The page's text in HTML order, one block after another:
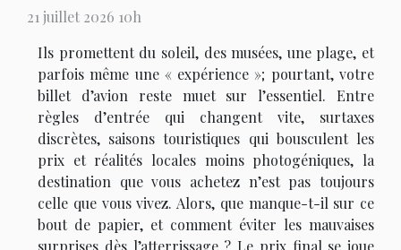
21 juillet 2026 10h
Ils promettent du soleil, des musées, une plage, et
parfois même une « expérience »; pourtant, votre
billet d’avion reste muet sur l’essentiel. Entre
règles d’entrée qui changent vite, surtaxes
discrètes, saisons touristiques qui bousculent les
prix et réalités locales moins photogéniques, la
destination que vous achetez n’est pas toujours
celle que vous vivez. Alors, que manque-t-il sur ce
bout de papier, et comment éviter les mauvaises